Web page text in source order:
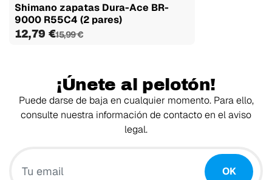
Shimano zapatas Dura-Ace BR-
9000 R55C4 (2 pares)
12,79 €15,99 €
¡Únete al pelotón!
Puede darse de baja en cualquier momento. Para ello,
consulte nuestra información de contacto en el aviso
legal.
OK